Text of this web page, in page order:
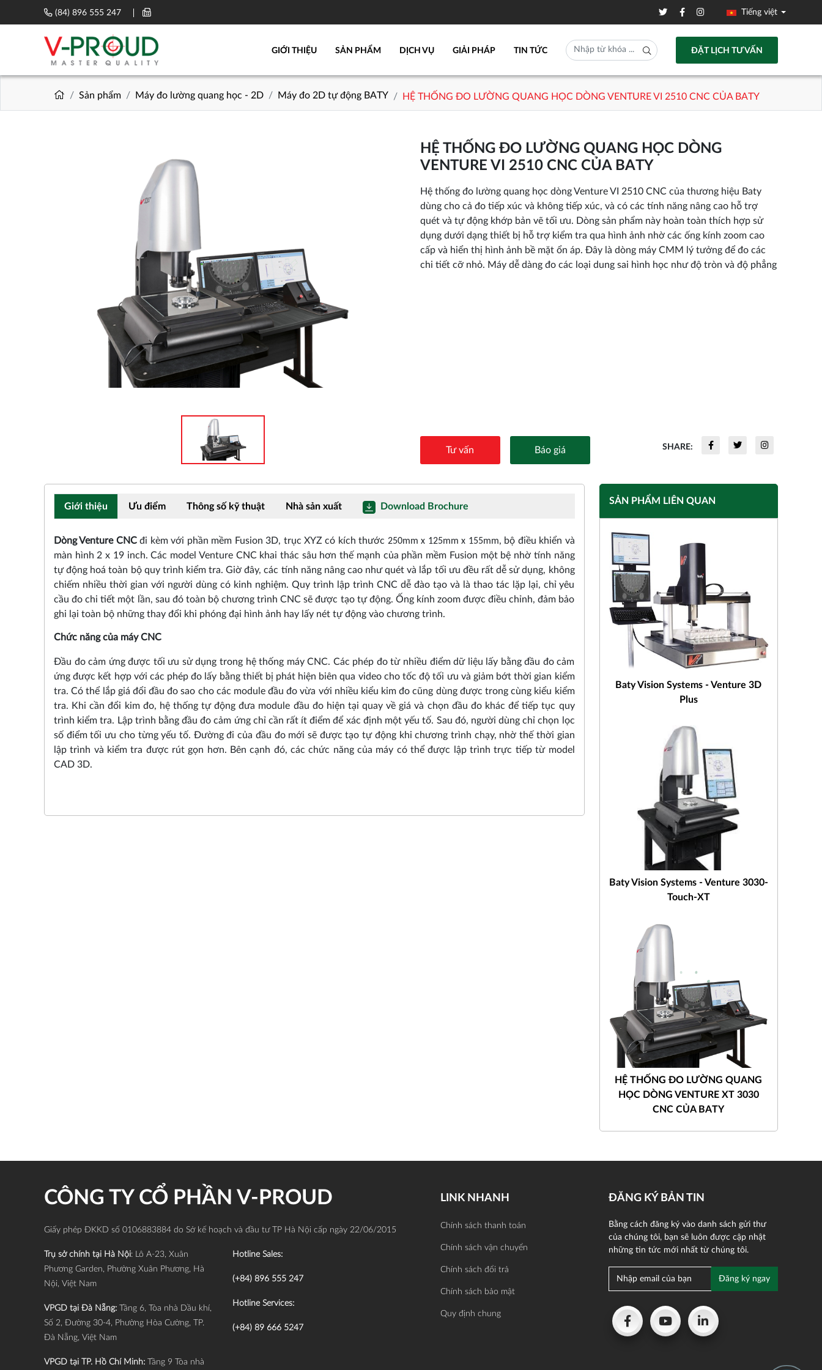
(84) 896 555 247 Tiếng việt
GIỚI THIỆU SẢN PHẨM DỊCH VỤ GIẢI PHÁP TIN TỨC ĐẶT LỊCH TƯ VẤN
Sản phẩm Máy đo lường quang học - 2D Máy đo 2D tự động BATY HỆ THỐNG ĐO LƯỜNG QUANG HỌC DÒNG VENTURE VI 2510 CNC CỦA BATY
HỆ THỐNG ĐO LƯỜNG QUANG HỌC DÒNG
VENTURE VI 2510 CNC CỦA BATY
Hệ thống đo lường quang học dòng Venture VI 2510 CNC của thương hiệu Baty
dùng cho cả đo tiếp xúc và không tiếp xúc, và có các tính năng nâng cao hỗ trợ
quét và tự động khớp bản vẽ tối ưu. Dòng sản phẩm này hoàn toàn thích hợp sử
dụng dưới dạng thiết bị hỗ trợ kiểm tra qua hình ảnh nhờ các ống kính zoom cao
cấp và hiển thị hình ảnh bề mặt ổn áp. Đây là dòng máy CMM lý tưởng để đo các
chi tiết cỡ nhỏ. Máy dễ dàng đo các loại dung sai hình học như độ tròn và độ phẳng
Tư vấn Báo giá SHARE:
Giới thiệu Ưu điểm Thông số kỹ thuật Nhà sản xuất Download Brochure
Dòng Venture CNCđi kèm với phần mềm Fusion 3D, trục XYZ có kích thước 250mm x 125mm x 155mm, bộ điều khiển và
màn hình 2 x 19 inch. Các model Venture CNC khai thác sâu hơn thế mạnh của phần mềm Fusion một bệ nhờ tính năng
tự động hoá toàn bộ quy trình kiểm tra. Giờ đây, các tính năng nâng cao như quét và lắp tối ưu đều rất dễ sử dụng, không
chiếm nhiều thời gian với người dùng có kinh nghiệm. Quy trình lập trình CNC dễ đào tạo và là thao tác lặp lại, chỉ yêu
cầu đo chi tiết một lần, sau đó toàn bộ chương trình CNC sẽ được tạo tự động. Ống kính zoom được điều chỉnh, đảm bảo
ghi lại toàn bộ những thay đổi khi phóng đại hình ảnh hay lấy nét tự động vào chương trình.
Chức năng của máy CNC
Đầu đo cảm ứng được tối ưu sử dụng trong hệ thống máy CNC. Các phép đo từ nhiều điểm dữ liệu lấy bằng đầu đo cảm
ứng được kết hợp với các phép đo lấy bằng thiết bị phát hiện biên qua video cho tốc độ tối ưu và giảm bớt thời gian kiểm
tra. Có thể lắp giá đổi đầu đo sao cho các module đầu đo vừa với nhiều kiểu kim đo cũng dùng được trong cùng kiểu kiểm
tra. Khi cần đổi kim đo, hệ thống tự động đưa module đầu đo hiện tại quay về giá và chọn đầu đo khác để tiếp tục quy
trình kiểm tra. Lập trình bằng đầu đo cảm ứng chỉ cần rất ít điểm để xác định một yếu tố. Sau đó, người dùng chỉ chọn lọc
số điểm tối ưu cho từng yếu tố. Đường đi của đầu đo mới sẽ được tạo tự động khi chương trình chạy, nhờ thế thời gian
lập trình và kiểm tra được rút gọn hơn. Bên cạnh đó, các chức năng của máy có thể được lập trình trực tiếp từ model
CAD 3D.
SẢN PHẨM LIÊN QUAN
Baty Vision Systems - Venture 3D
Plus
Baty Vision Systems - Venture 3030-
Touch-XT
HỆ THỐNG ĐO LƯỜNG QUANG
HỌC DÒNG VENTURE XT 3030
CNC CỦA BATY
CÔNG TY CỔ PHẦN V-PROUD
Giấy phép ĐKKD số 0106883884 do Sở kế hoạch và đầu tư TP Hà Nội cấp ngày 22/06/2015
Trụ sở chính tại Hà Nội: Lô A-23, Xuân
Phương Garden, Phường Xuân Phương, Hà
Nội, Việt Nam
VPGD tại Đà Nẵng: Tầng 6, Tòa nhà Dầu khí,
Số 2, Đường 30-4, Phường Hòa Cường, TP.
Đà Nẵng, Việt Nam
VPGD tại TP. Hồ Chí Minh: Tầng 9 Tòa nhà
Hotline Sales:
(+84) 896 555 247
Hotline Services:
(+84) 89 666 5247
LINK NHANH
Chính sách thanh toán
Chính sách vận chuyển
Chính sách đổi trả
Chính sách bảo mật
Quy định chung
ĐĂNG KÝ BẢN TIN
Bằng cách đăng ký vào danh sách gửi thư
của chúng tôi, bạn sẽ luôn được cập nhật
những tin tức mới nhất từ chúng tôi.